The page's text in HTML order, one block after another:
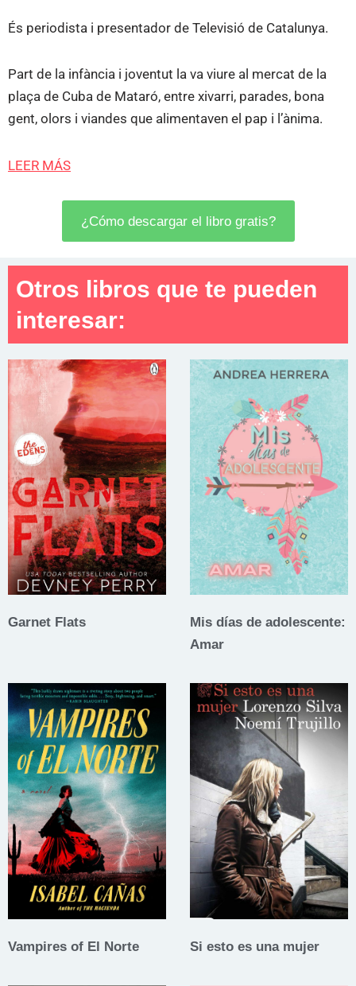
És periodista i presentador de Televisió de Catalunya.
Part de la infància i joventut la va viure al mercat de la
plaça de Cuba de Mataró, entre xivarri, parades, bona
gent, olors i viandes que alimentaven el pap i l’ànima.
LEER MÁS
¿Cómo descargar el libro gratis?
Otros libros que te pueden
interesar:
Garnet Flats
Mis días de adolescente:
Amar
Vampires of El Norte Si esto es una mujer